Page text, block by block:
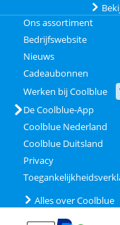
Ons assortiment
Bedrijfswebsite
Nieuws
Cadeaubonnen
Werken bij Coolblue
De Coolblue-App
Coolblue Nederland
Coolblue Duitsland
Privacy
Alles over Coolblue